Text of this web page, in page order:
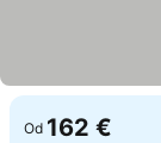
Od 162 €